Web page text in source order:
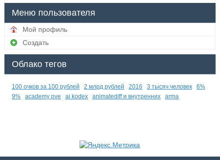
Меню пользователя
Мой профиль
Создать
Облако тегов
100 очков за 100 рублей 2 млрд рублей 2016 3 тысяч человек
6%
9%
academy pve ai kodex animatediff и внутренних arma